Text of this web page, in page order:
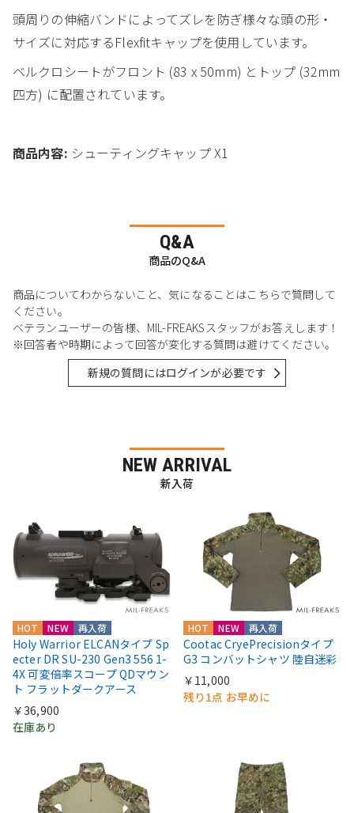
頭周りの伸縮バンドによってズレを防ぎ様々な頭の形・
サイズに対応するFlexfitキャップを使用しています。
ベルクロシートがフロント (83 x 50mm) とトップ (32mm
四方) に配置されています。
商品内容: シューティングキャップ X1
Q&A
商品のQ&A
商品についてわからないこと、気になることはこちらで質問して
ください。
ベテランユーザーの皆様、MIL-FREAKSスタッフがお答えします！
※回答者や時期によって回答が変化する質問は避けてください。
新規の質問にはログインが必要です
NEW ARRIVAL
新入荷
HOT NEW 再入荷
Holy Warrior ELCANタイプ Sp
ecter DR SU-230 Gen3 556 1-
4X 可変倍率スコープ QDマウン
ト フラットダークアース
￥36,900
在庫あり
HOT NEW 再入荷
Cootac CryePrecisionタイプ
G3 コンバットシャツ 陸自迷彩
￥11,000
残り1点 お早めに